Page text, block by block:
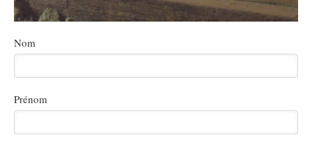
Nom
Prénom